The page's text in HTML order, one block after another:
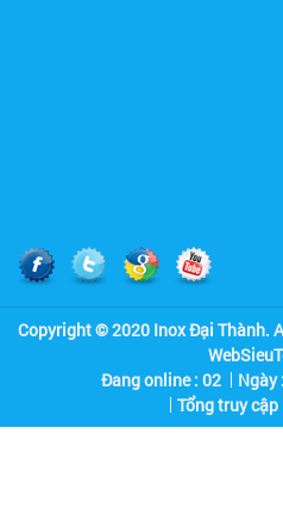
Copyright © 2020 Inox Đại Thành.
Đang online : 02
Ngày
Tổng truy cập